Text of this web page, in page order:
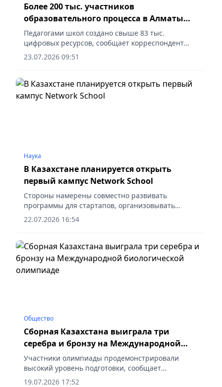
Более 200 тыс. участников
образовательного процесса в Алматы
используют искусственный интеллект
Педагогами школ создано свыше 83 тыс.
цифровых ресурсов, сообщает корреспондент
vapress.kz.
23.07.2026 09:51
Наука
В Казахстане планируется открыть
первый кампус Network School
Стороны намерены совместно развивать
программы для стартапов, организовывать
международные конференции, хакатоны и
форумы, сообщает vapress.kz.
22.07.2026 16:54
Общество
Сборная Казахстана выиграла три
серебра и бронзу на Международной
биологической олимпиаде
Участники олимпиады продемонстрировали
высокий уровень подготовки, сообщает
корреспондент vapress.kz.
19.07.2026 17:52